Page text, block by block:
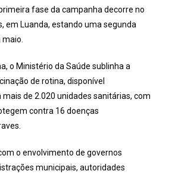
fase da campanha decorre no
em Luanda, estando uma segunda
o Ministério da Saúde sublinha a
de rotina, disponível
de 2.020 unidades sanitárias, com
contra 16 doenças
o envolvimento de governos
municipais, autoridades